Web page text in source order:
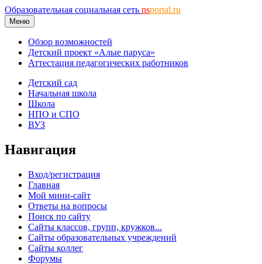
Образовательная социальная сеть nsportal.ru
Меню
Обзор возможностей
Детский проект «Алые паруса»
Аттестация педагогических работников
Детский сад
Начальная школа
Школа
НПО и СПО
ВУЗ
Навигация
Вход/регистрация
Главная
Мой мини-сайт
Ответы на вопросы
Поиск по сайту
Сайты классов, групп, кружков...
Сайты образовательных учреждений
Сайты коллег
Форумы